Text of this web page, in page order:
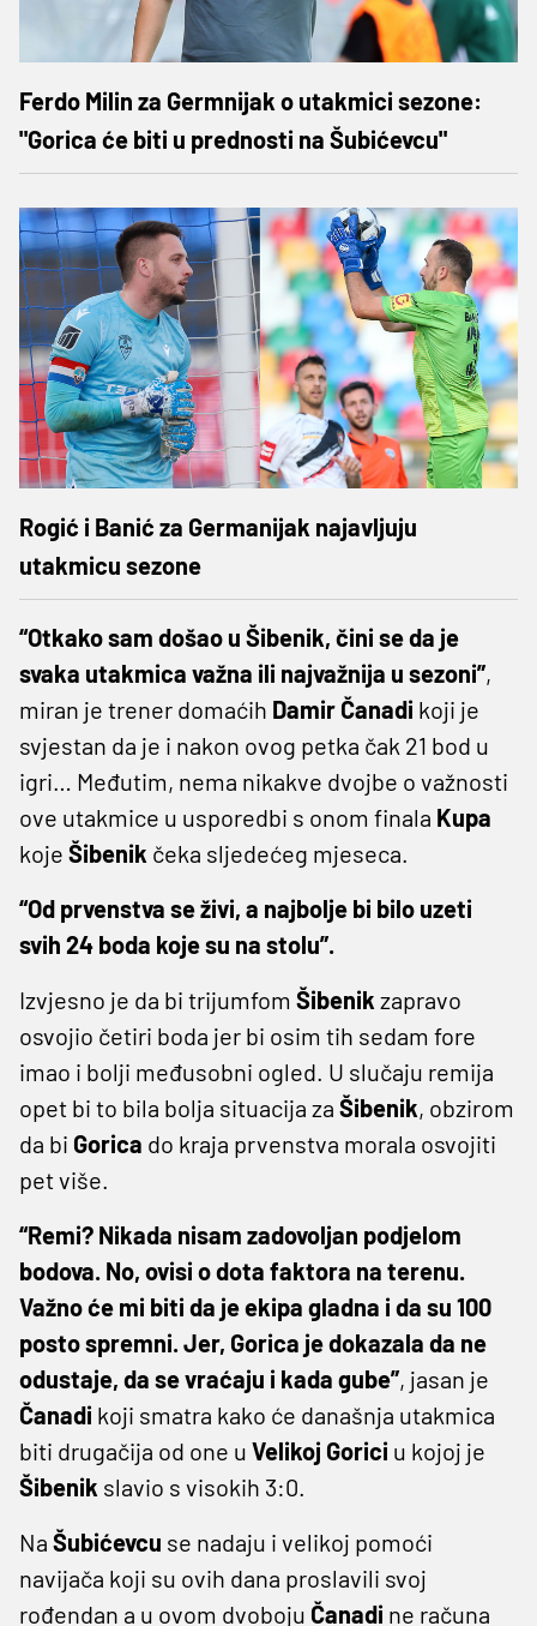
Ferdo Milin za Germnijak o utakmici sezone:
"Gorica će biti u prednosti na Šubićevcu"
Rogić i Banić za Germanijak najavljuju
utakmicu sezone
“Otkako sam došao u Šibenik, čini se da je
svaka utakmica važna ili najvažnija u sezoni”,
miran je trener domaćih Damir Čanadi koji je
svjestan da je i nakon ovog petka čak 21 bod u
igri… Međutim, nema nikakve dvojbe o važnosti
ove utakmice u usporedbi s onom finala Kupa
koje Šibenik čeka sljedećeg mjeseca.
“Od prvenstva se živi, a najbolje bi bilo uzeti
svih 24 boda koje su na stolu”.
Izvjesno je da bi trijumfom Šibenik zapravo
osvojio četiri boda jer bi osim tih sedam fore
imao i bolji međusobni ogled. U slučaju remija
opet bi to bila bolja situacija za Šibenik, obzirom
da bi Gorica do kraja prvenstva morala osvojiti
pet više.
“Remi? Nikada nisam zadovoljan podjelom
bodova. No, ovisi o dota faktora na terenu.
Važno će mi biti da je ekipa gladna i da su 100
posto spremni. Jer, Gorica je dokazala da ne
odustaje, da se vraćaju i kada gube”, jasan je
Čanadi koji smatra kako će današnja utakmica
biti drugačija od one u Velikoj Gorici u kojoj je
Šibenik slavio s visokih 3:0.
Na Šubićevcu se nadaju i velikoj pomoći
navijača koji su ovih dana proslavili svoj
rođendan a u ovom dvoboju Čanadi ne računa